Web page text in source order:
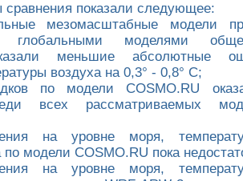
сравнения показали следующее:
мезомасштабные модели
глобальными моделями
меньшие абсолютные
воздуха на 0,3° - 0,8° С;
по модели COSMO.RU
всех рассматриваемых
на уровне моря,
по модели COSMO.RU пока
на уровне моря,